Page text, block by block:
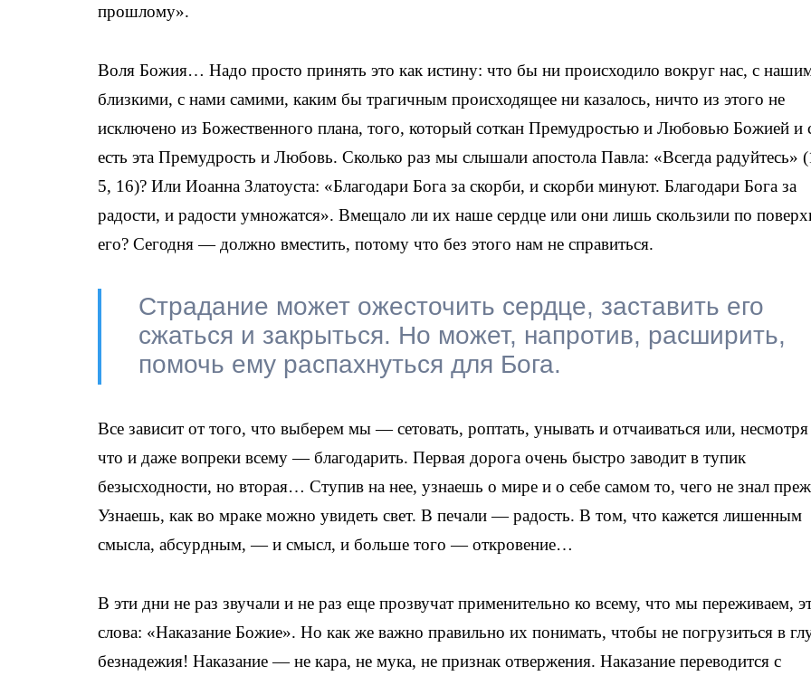
прошлому».
Воля Божия… Надо просто принять это как истину: что бы ни происходило вокруг нас, с
близкими, с нами самими, каким бы трагичным происходящее ни казалось, ничто из этого не
исключено из Божественного плана, того, который соткан Премудростью и Любовью Божией и
есть эта Премудрость и Любовь. Сколько раз мы слышали апостола Павла: «Всегда радуйтесь»
5, 16)? Или Иоанна Златоуста: «Благодари Бога за скорби, и скорби минуют. Благодари Бога за
радости, и радости умножатся». Вмещало ли их наше сердце или они лишь скользили по
его? Сегодня — должно вместить, потому что без этого нам не справиться.
Страдание может ожесточить сердце, заставить его
сжаться и закрыться. Но может, напротив, расширить,
помочь ему распахнуться для Бога.
Все зависит от того, что выберем мы — сетовать, роптать, унывать и отчаиваться или,
что и даже вопреки всему — благодарить. Первая дорога очень быстро заводит в тупик
безысходности, но вторая… Ступив на нее, узнаешь о мире и о себе самом то, чего не знал
Узнаешь, как во мраке можно увидеть свет. В печали — радость. В том, что кажется лишенным
смысла, абсурдным, — и смысл, и больше того — откровение…
В эти дни не раз звучали и не раз еще прозвучат применительно ко всему, что мы переживаем,
слова: «Наказание Божие». Но как же важно правильно их понимать, чтобы не погрузиться в
безнадежия! Наказание — не кара, не мука, не признак отвержения. Наказание переводится с